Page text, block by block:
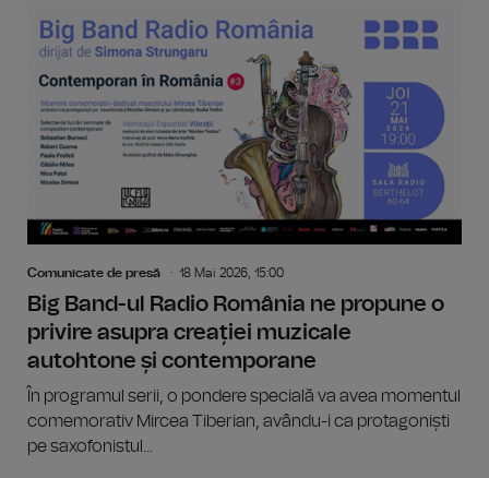
Comunicate de presă 18 Mai 2026, 15:00
Big Band-ul Radio România ne propune o
privire asupra creației muzicale
autohtone și contemporane
În programul serii, o pondere specială va avea momentul
comemorativ Mircea Tiberian, avându-i ca protagoniști
pe saxofonistul...